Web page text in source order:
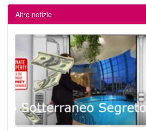
Altre notizie